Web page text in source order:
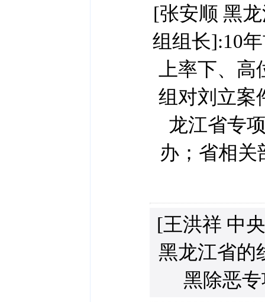
[张安顺 黑
组组长]:10
上率下、
组对刘立案
龙江省专
办；省相关
[王洪祥 中
黑龙江省的
黑除恶